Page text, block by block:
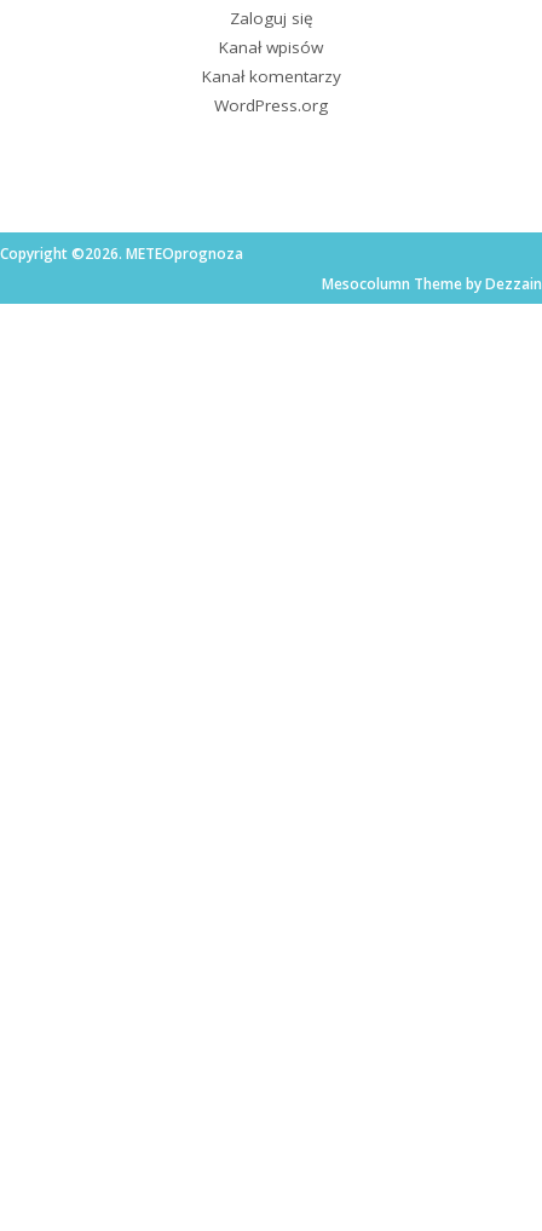
Zaloguj się
Kanał wpisów
Kanał komentarzy
WordPress.org
Copyright ©2026. METEOprognoza
Mesocolumn Theme by Dezzain